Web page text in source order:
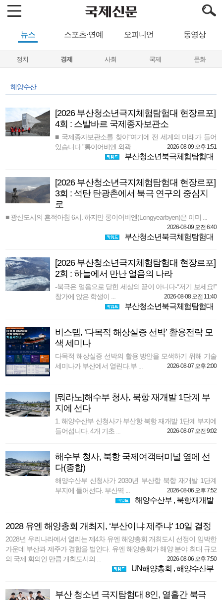
뉴스 스포츠·연예 오피니언 동영상
정치 경제 사회 국제 문화
해양수산
[2026 부산청소년극지체험탐험대 현장르포]
4회 : 스발바르 국제종자보관소
■ 국제종자보관소를 찾아“여기에 전 세계의 미래가 들어
있습니다.”롱이어비엔 외곽 ...
2026-08-09 오후 1:51
부산청소년북극체험탐험대
[2026 부산청소년극지체험탐험대 현장르포]
3회 : 석탄 탄광촌에서 북극 연구의 중심지
로
■ 광산도시의 흔적아침 6시. 하지만 롱이어비엔(Longyearbyen)은 이미 ...
2026-08-09 오전 6:40
부산청소년북극체험탐험대
[2026 부산청소년극지체험탐험대 현장르포]
2회 : 하늘에서 만난 얼음의 나라
-북극은 얼음으로 닫힌 세상의 끝이 아니다-“저기 보세요!”
창가에 앉은 학생이 ...
2026-08-08 오전 11:40
부산청소년북극체험탐험대
비스텝, ‘다목적 해상실증 선박’ 활용전략 모
색 세미나
다목적 해상실증 선박의 활용 방안을 모색하기 위해 기술
세미나가 부산에서 열린다.부 ...
2026-08-07 오후 2:00
[뭐라노]해수부 청사, 북항 재개발 1단계 부
지에 선다
1. 해양수산부 신청사가 부산항 북항 재개발 1단계 부지에
들어섭니다. 4개 기초 ...
2026-08-07 오전 9:02
해수부 청사, 북항 국제여객터미널 옆에 선
다(종합)
해양수산부 신청사가 2030년 부산항 북항 재개발 1단계
부지에 들어선다. 부산역 ...
2026-08-06 오후 7:52
해양수산부, 북항재개발
2028 유엔 해양총회 개최지, ‘부산이냐 제주냐’ 10일 결정
2028년 우리나라에서 열리는 제4차 유엔 해양총회 개최도시 선정이 임박한
가운데 부산과 제주가 경합을 벌인다. 유엔 해양총회가 해양 분야 최대 규모
의 국제 회의인 만큼 개최도시의 ...
2026-08-06 오후 7:50
UN해양총회 ,해양수산부
부산 청소년 극지탐험대 8인, 열흘간 북극